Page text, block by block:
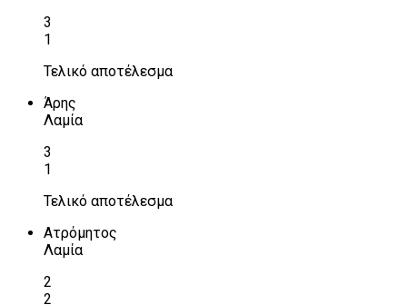
3
1
Τελικό αποτέλεσμα
Άρης
Λαμία
3
1
Τελικό αποτέλεσμα
Ατρόμητος
Λαμία
2
2